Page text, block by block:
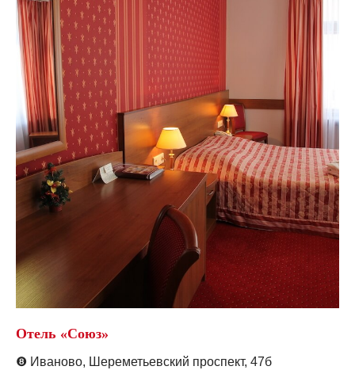
Отель «Союз»
❽ Иваново, Шереметьевский проспект, 47б